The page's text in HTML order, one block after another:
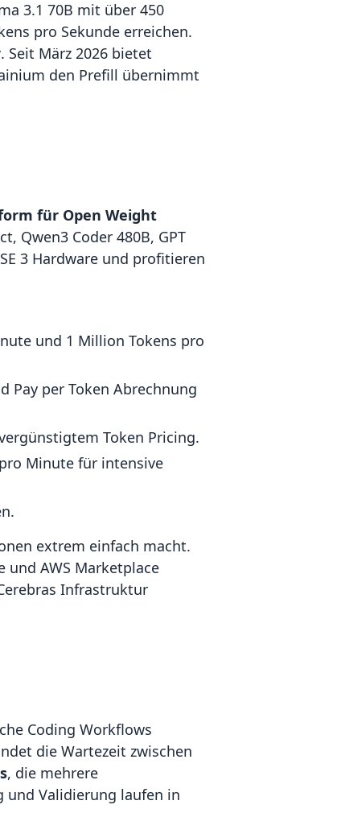
3.1 70B mit über 450
pro Sekunde erreichen.
. Seit März 2026 bietet
den Prefill übernimmt
für Open Weight
Qwen3 Coder 480B, GPT
3 Hardware und profitieren
und 1 Million Tokens pro
Pay per Token Abrechnung
Token Pricing.
Minute für intensive
extrem einfach macht.
und AWS Marketplace
Infrastruktur
Coding Workflows
die Wartezeit zwischen
, die mehrere
und Validierung laufen in